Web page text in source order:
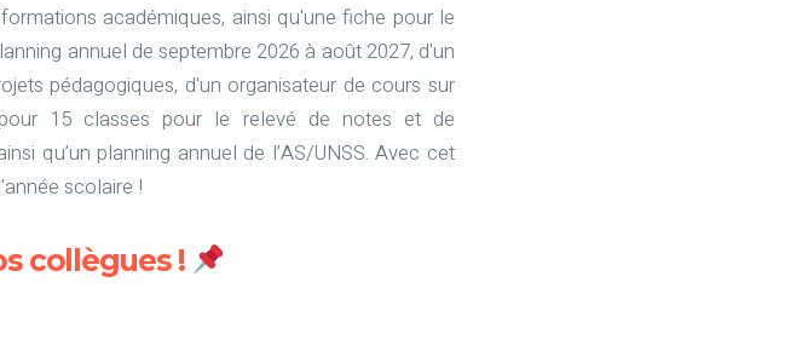
académiques, ainsi qu'une fiche pour le
annuel de septembre 2026 à août 2027, d'un
pédagogiques, d'un organisateur de cours sur
15 classes pour le relevé de notes et de
qu’un planning annuel de l’AS/UNSS. Avec cet
scolaire !
collègues !